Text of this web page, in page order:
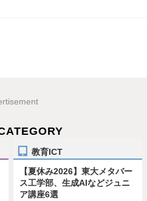
教育ICT
【夏休み2026】東大メタバー
ス工学部、生成AIなどジュニ
ア講座6選